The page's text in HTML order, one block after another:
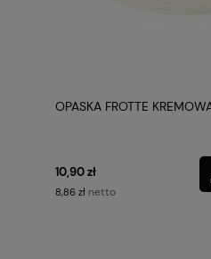
OPASKA FROTTE
10,90 zł
8,86 zł netto